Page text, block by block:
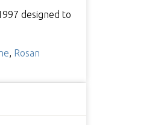
designed to
Rosan